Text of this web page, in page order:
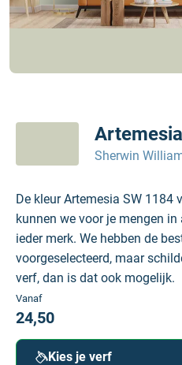
Sherwin
De kleur Artemesia SW 1184
kunnen we voor je mengen
ieder merk. We hebben de
voorgeselecteerd, maar
verf, dan is dat ook mogelijk.
Vanaf
24,50
Kies je verf